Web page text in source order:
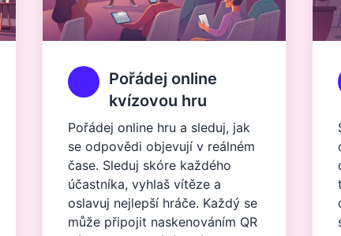
Pořádej online
kvízovou hru
Pořádej online hru a sleduj, jak
se odpovědi objevují v reálném
čase. Sleduj skóre každého
účastníka, vyhlaš vítěze a
oslavuj nejlepší hráče. Každý se
může připojit naskenováním QR